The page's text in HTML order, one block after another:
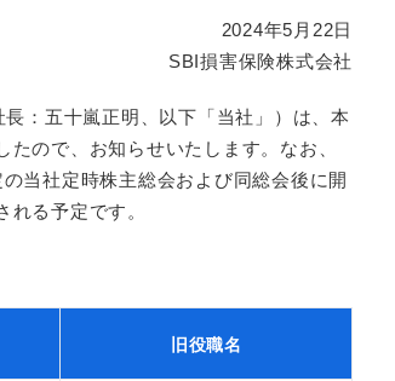
2024年5月22日
SBI損害保険株式会社
：五十嵐正明、以下「当社」）は、本
ので、お知らせいたします。なお、
当社定時株主総会および同総会後に開
る予定です。
旧役職名